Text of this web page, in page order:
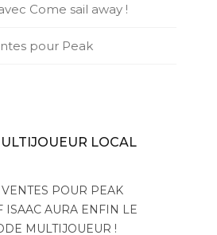
Come sail away !
pour Peak
LOCAL
POUR PEAK
AURA ENFIN LE
MULTIJOUEUR !